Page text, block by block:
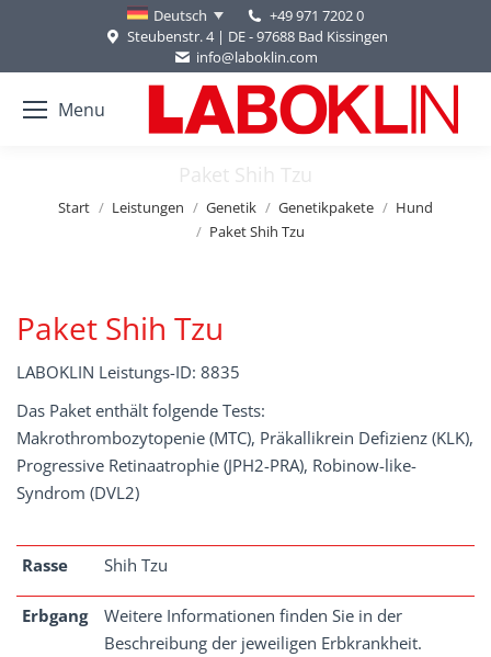
Deutsch
+49 971 7202 0
Steubenstr. 4 | DE - 97688 Bad Kissingen
info@laboklin.com
Menu
Paket Shih Tzu
Sie befinden sich hier:
Start Leistungen Genetik Genetikpakete
Hund
Paket Shih Tzu
Paket Shih Tzu
LABOKLIN Leistungs-ID: 8835
Das Paket enthält folgende Tests:
Makrothrombozytopenie (MTC), Präkallikrein Defizienz (KLK),
Progressive Retinaatrophie (JPH2-PRA), Robinow-like-
Syndrom (DVL2)
Rasse Shih Tzu
Erbgang
Weitere Informationen finden Sie in der
Beschreibung der jeweiligen Erbkrankheit.